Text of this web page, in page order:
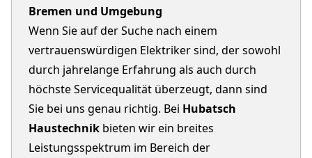
Bremen und Umgebung
Wenn Sie auf der Suche nach einem
vertrauenswürdigen Elektriker sind, der sowohl
durch jahrelange Erfahrung als auch durch
höchste Servicequalität überzeugt, dann sind
Sie bei uns genau richtig. Bei Hubatsch
Haustechnik bieten wir ein breites
Leistungsspektrum im Bereich der